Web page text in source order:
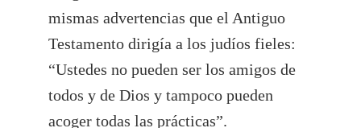
mismas advertencias que el Antiguo
Testamento dirigía a los judíos fieles:
“Ustedes no pueden ser los amigos de
todos y de Dios y tampoco pueden
acoger todas las prácticas”.